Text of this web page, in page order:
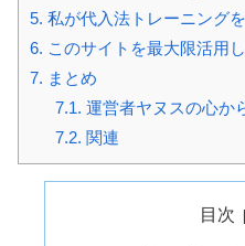
5. 私が代入法トレーニング
6. このサイトを最大限活用
7. まとめ
7.1. 運営者ヤヌスの心か
7.2. 関連
目次